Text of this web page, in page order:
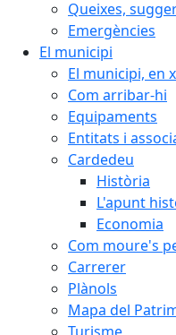
Queixes,
Emergències
El municipi
El municipi, en
Com arribar-hi
Equipaments
Entitats i
Cardedeu
Història
L'apunt
Economia
Com moure's
Carrerer
Plànols
Mapa del